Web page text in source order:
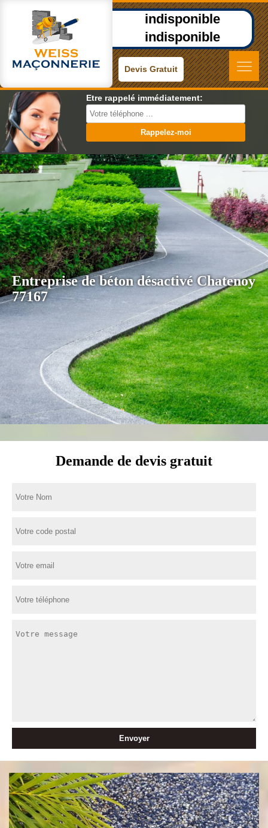
indisponible
indisponible
Devis Gratuit
Etre rappelé immédiatement:
Entreprise de béton désactivé Chatenoy
77167
Demande de devis gratuit